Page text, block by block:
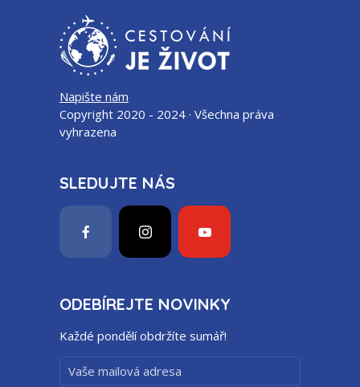
Napište nám
Copyright 2020 - 2024 · Všechna práva
vyhrazena
SLEDUJTE NÁS
ODEBÍREJTE NOVINKY
Každé pondělí obdržíte sumář!